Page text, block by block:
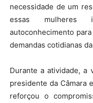
necessidade de um
essas mulheres
autoconhecimento
demandas cotidianas
Durante a atividade, a
presidente da Câmara
reforçou o